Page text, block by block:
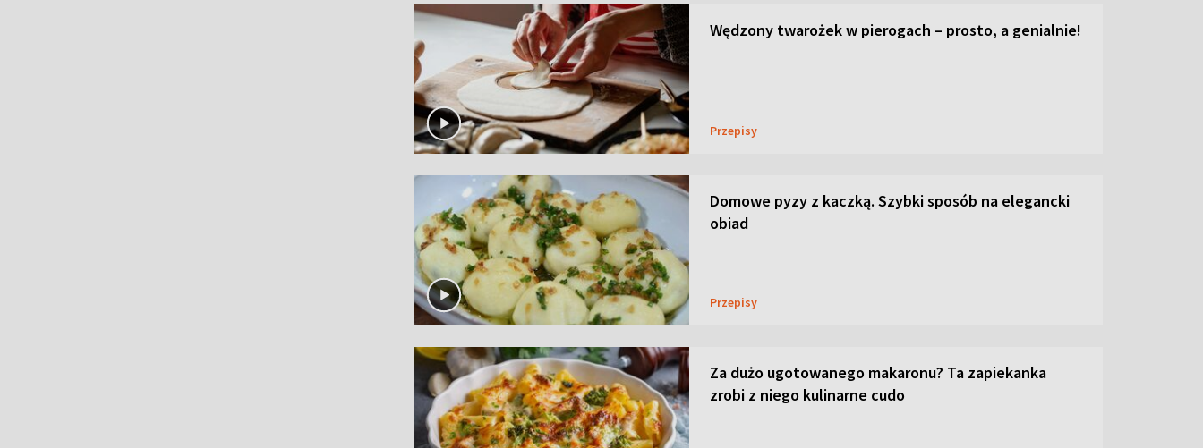
Wędzony twarożek w pierogach – prosto, a genialnie!
Przepisy
Domowe pyzy z kaczką. Szybki sposób na elegancki
obiad
Przepisy
Za dużo ugotowanego makaronu? Ta zapiekanka
zrobi z niego kulinarne cudo